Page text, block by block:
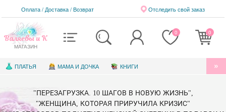
Валяевы и К
МАГАЗИН
Оплата / Доставка/Возврат Отследить свой заказ
0 0
ПЛАТЬЯ МАМА И ДОЧКА КНИГИ
КНИГИ ДЛЯ ДЕТЕЙ ЭЛЕКТРОННЫЕ КНИГИ
"ПЕРЕЗАГРУЗКА. 10 ШАГОВ В НОВУЮ ЖИЗНЬ",
"ЖЕНЩИНА, КОТОРАЯ ПРИРУЧИЛА КРИЗИС"